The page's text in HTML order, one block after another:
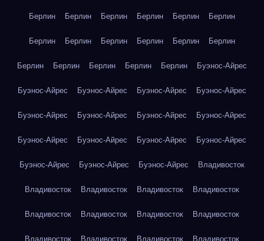
Берлин Берлин Берлин Берлин Берлин Берлин
Берлин Берлин Берлин Берлин Берлин Берлин
Берлин Берлин Берлин Берлин Берлин Буэнос-Айрес
Буэнос-Айрес Буэнос-Айрес Буэнос-Айрес Буэнос-Айрес
Буэнос-Айрес Буэнос-Айрес Буэнос-Айрес Буэнос-Айрес
Буэнос-Айрес Буэнос-Айрес Буэнос-Айрес Буэнос-Айрес
Буэнос-Айрес Буэнос-Айрес Буэнос-Айрес Владивосток
Владивосток Владивосток Владивосток Владивосток
Владивосток Владивосток Владивосток Владивосток
Владивосток Владивосток Владивосток Владивосток